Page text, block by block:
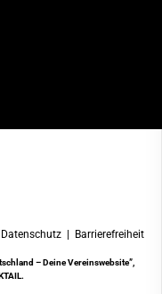
Datenschutz | Barrierefreiheit
– Deine Vereinswebsite”,